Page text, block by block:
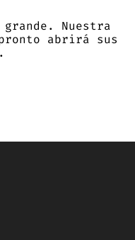
Nuestra
abrirá sus